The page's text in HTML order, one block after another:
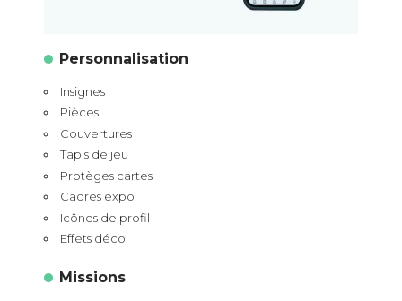
Personnalisation
Insignes
Pièces
Couvertures
Tapis de jeu
Protèges cartes
Cadres expo
Icônes de profil
Effets déco
Missions